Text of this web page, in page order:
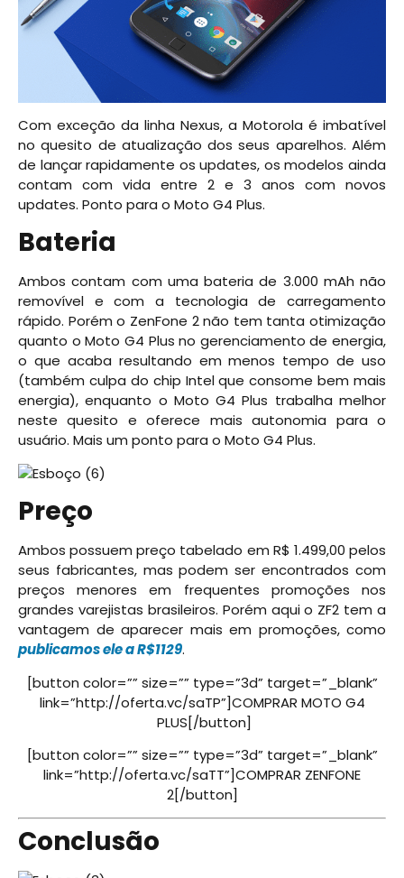
Com exceção da linha Nexus, a Motorola é imbatível
no quesito de atualização dos seus aparelhos. Além
de lançar rapidamente os updates, os modelos ainda
contam com vida entre 2 e 3 anos com novos
updates. Ponto para o Moto G4 Plus.
Bateria
Ambos contam com uma bateria de 3.000 mAh não
removível e com a tecnologia de carregamento
rápido. Porém o ZenFone 2 não tem tanta otimização
quanto o Moto G4 Plus no gerenciamento de energia,
o que acaba resultando em menos tempo de uso
(também culpa do chip Intel que consome bem mais
energia), enquanto o Moto G4 Plus trabalha melhor
neste quesito e oferece mais autonomia para o
usuário. Mais um ponto para o Moto G4 Plus.
Preço
Ambos possuem preço tabelado em R$ 1.499,00 pelos
seus fabricantes, mas podem ser encontrados com
preços menores em frequentes promoções nos
grandes varejistas brasileiros. Porém aqui o ZF2 tem a
vantagem de aparecer mais em promoções, como
publicamos ele a R$1129.
[button color=”” size=”” type=”3d” target=”_blank”
link=”http://oferta.vc/saTP”]COMPRAR MOTO G4
PLUS[/button]
[button color=”” size=”” type=”3d” target=”_blank”
link=”http://oferta.vc/saTT”]COMPRAR ZENFONE
2[/button]
Conclusão